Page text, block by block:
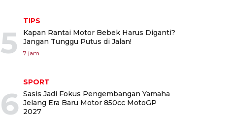
5
TIPS
Kapan Rantai Motor Bebek Harus Diganti?
Jangan Tunggu Putus di Jalan!
7 jam
6
SPORT
Sasis Jadi Fokus Pengembangan Yamaha
Jelang Era Baru Motor 850cc MotoGP
2027